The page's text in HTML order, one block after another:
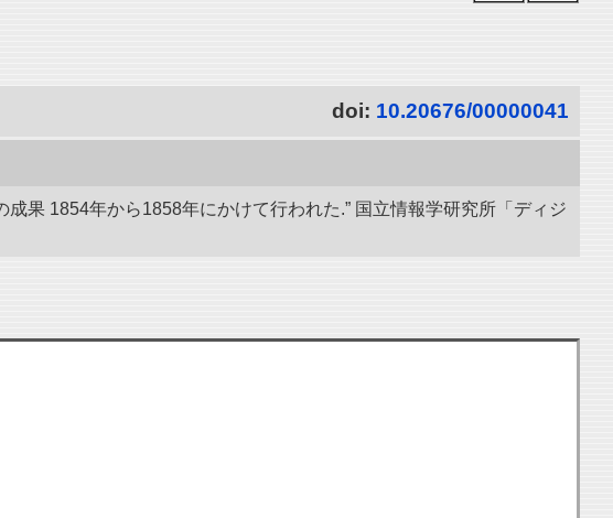
doi: 10.20676/00000041
果 1854年から1858年にかけて行われた.” 国立情報学研究所「ディジ